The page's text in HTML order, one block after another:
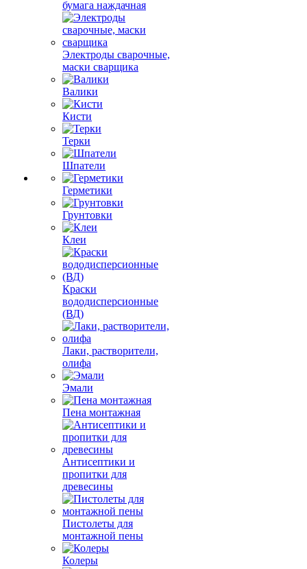
бумага наждачная
Электроды сварочные,
маски сварщика
Валики
Кисти
Терки
Шпатели
Герметики
Грунтовки
Клеи
Краски
вододисперсионные
(ВД)
Лаки, растворители,
олифа
Эмали
Пена монтажная
Антисептики и
пропитки для
древесины
Пистолеты для
монтажной пены
Колеры